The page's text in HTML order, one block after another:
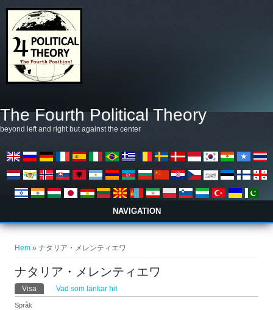
The Fourth Political Theory
beyond left and right but against the center
NAVIGATION
Hem » ナタリア・メレンティエワ
ナタリア・メレンティエワ
Primära flikar
Visa (aktiv flik)Vad som länkar hit
Språk